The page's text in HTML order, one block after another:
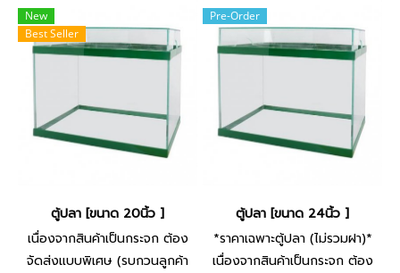
New
Best Seller
ตู้ปลา [ขนาด 20นิ้ว ]
เนื่องจากสินค้าเป็นกระจก ต้อง
จัดส่งแบบพิเศษ (รบกวนลูกค้า
Pre-Order
ตู้ปลา [ขนาด 24นิ้ว ]
*ราคาเฉพาะตู้ปลา (ไม่รวมฝา)*
เนื่องจากสินค้าเป็นกระจก ต้อง